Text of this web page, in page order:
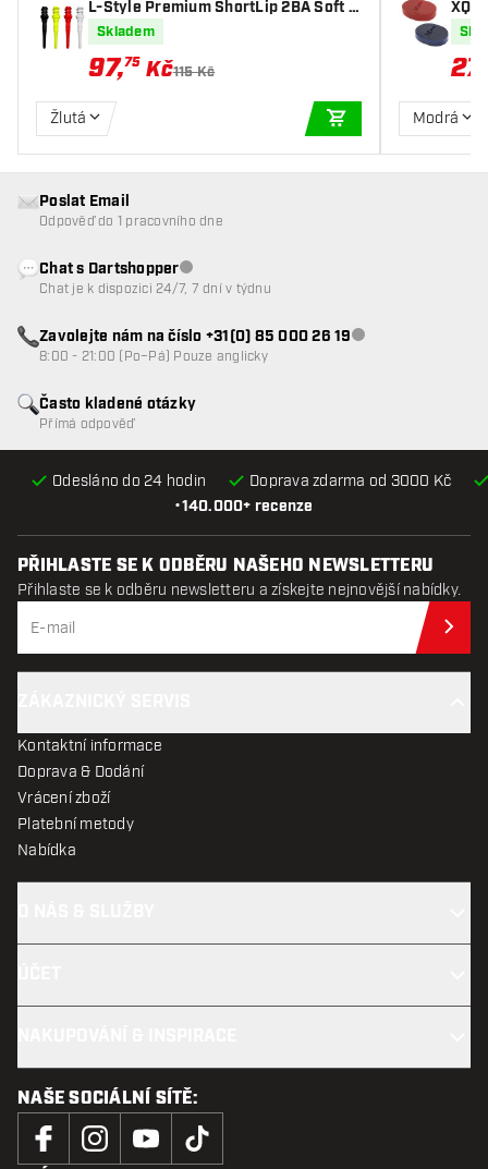
L-Style Premium ShortLip 2BA Soft T
ips
Skladem
97,75 Kč115 Kč
Žlutá
PŘIDAT DO KOŠÍKU
27
Modrá
•140.000+ recenze
Odesláno do 24 hodin Doprava zdarma od 3000 Kč
Často kladené otázky
Přímá odpověď
Poslat Email
Odpověď do 1 pracovního dne
Chat s DartshopperZákaznický servis nedostupný
Chat je k dispozici 24/7, 7 dní v týdnu
Zavolejte nám na číslo +31(0) 85 000 26 19Zákaznický servis
8:00 - 21:00 (Po–Pá) Pouze anglicky
PŘIHLASTE SE K ODBĚRU NAŠEHO NEWSLETTERU
Přihlaste se k odběru newsletteru a získejte nejnovější nabídky.
Kontaktní informace
Doprava & Dodání
Vrácení zboží
Platební metody
Nabídka
NAŠE SOCIÁLNÍ SÍTĚ: